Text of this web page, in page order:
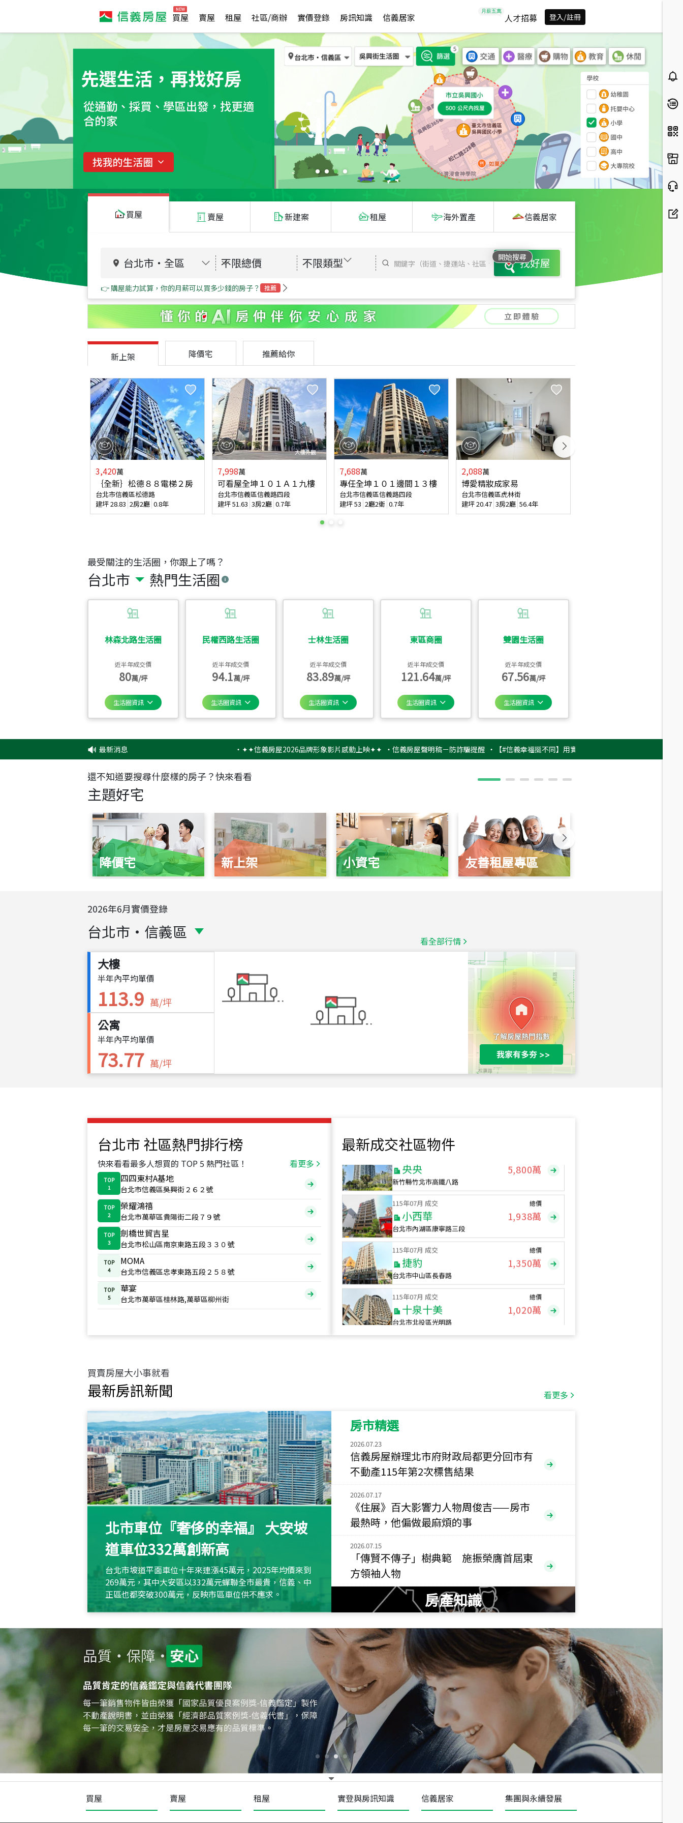
買屋 賣屋 租屋 社區/商辦 實價登錄 房訊知識 信義居家 人才招募 登入/註冊
買屋 賣屋 新建案 租屋 海外置產 信義居家
台北市 ・ 全區 不限總價 不限類型 開始搜尋找好屋
👉 購屋能力試算，你的月薪可以買多少錢的房子？ 推薦
最受關注的生活圈，你跟上了嗎？
台北市 熱門生活圈
林森北路生活圈
近半年成交價
80萬/坪
生活圈資訊
民權西路生活圈
近半年成交價
94.1萬/坪
生活圈資訊
士林生活圈
近半年成交價
83.89萬/坪
生活圈資訊
東區商圈
近半年成交價
121.64萬/坪
生活圈資訊
雙園生活圈
近半年成交價
67.56萬/坪
生活圈資訊
新上架 降價宅 推薦給你
3,420萬
｛全新｝松德８８電梯２房
台北市信義區松德路
建坪28.83 2房2廳 0.8年
7,998萬
可看屋全坤１０１Ａ１九樓
台北市信義區信義路四段
建坪51.63 3房2廳 0.7年
7,688萬
專任全坤１０１邊間１３樓
台北市信義區信義路四段
建坪53 2廳2衛 0.7年
2,088萬
博愛精妝成家易
台北市信義區虎林街
建坪20.47 3房2廳 56.4年
最新消息 ✦✦信義房屋2026品牌形象影片感動上映✦✦ ‧信義房屋聲明稿－防詐騙提醒 ‧【#信義幸福挺不同】用實力，讓升職免抽號碼牌！最新雇主品牌
還不知道要搜尋什麼樣的房子？快來看看
主題好宅
降價宅 新上架 小資宅 友善租屋專區
2026年6月實價登錄
台北市 ・ 信義區 看全部行情
大樓
半年內平均單價
113.9 萬/坪
公寓
半年內平均單價
73.77 萬/坪
台北市 社區熱門排行榜
快來看看最多人想買的 TOP 5 熱門社區！ 看更多
TOP
1
四四東村A基地
台北市信義區吳興街２６２號
TOP
2
榮耀鴻禧
台北市萬華區貴陽街二段７９號
TOP
3
劍橋世貿吉星
台北市松山區南京東路五段３３０號
TOP
4
MOMA
台北市信義區忠孝東路五段２５８號
TOP
5
華宴
台北市萬華區桂林路,萬華區柳州街
最新成交社區物件
台北市中山區長春路
1,020萬
總價
490萬
新竹市新竹市慈祥路
總價
1,808萬
115年07月 成交
新竹縣竹北市高鐵八路
115年07月 成交
小西華
台北市內湖區康寧路三段
總價
1,938萬
115年07月 成交
捷豹
台北市中山區長春路
總價
1,350萬
115年07月 成交
十泉十美
台北市北投區光明路
總價
1,020萬
115
新北市永和區環河西路二段
115年07月 成交
央央 5,800萬
115年07月 成交
小西華
115 年 07 月 成交
台北市中山區長春路
總價
115年07月 成交
十泉十美
台北市北投區光明路
總價
1,020萬
年 07 月 成交
四維天廈
新竹市新竹市四維路
總價
490萬
115 月 成交
菁英典藏
新竹市新竹市慈祥路
1,808
買賣房屋大小事就看
最新房訊新聞 看更多
北市車位『奢侈的幸福』 大安坡
道車位332萬創新高
台北市坡道平面車位十年來連漲45萬元，2025年均價來到
269萬元，其中大安區以332萬元蟬聯全市最貴，信義、中
正區也都突破300萬元，反映市區車位供不應求。
房市精選
2026.07.23
信義房屋辦理北市府財政局都更分回市有
不動產115年第2次標售結果
2026.07.17
《住展》百大影響力人物周俊吉——房市
最熱時，他偏做最麻煩的事
2026.07.15
「傳賢不傳子」樹典範 施振榮膺首屆東
方領袖人物
房產知識
買屋 賣屋 租屋 實登與房訊知識 信義居家 集團與永續發展